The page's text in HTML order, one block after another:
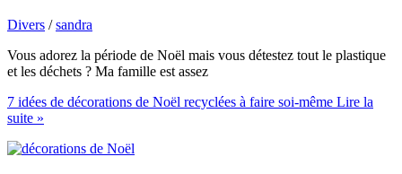
Divers /sandra
Vous adorez la période de Noël mais vous détestez tout le plastique
et les déchets ? Ma famille est assez
7 idées de décorations de Noël recyclées à faire soi-même Lire la
suite »